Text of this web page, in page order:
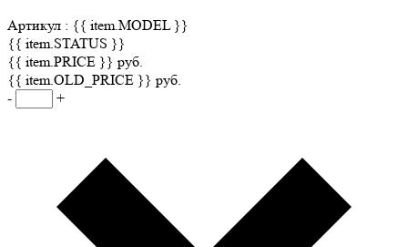
Артикул : {{ item.MODEL }}
{{ item.STATUS }}
{{ item.PRICE }} руб.
{{ item.OLD_PRICE }} руб.
-
+